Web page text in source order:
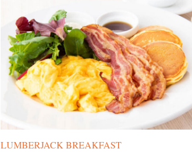
LUMBERJACK BREAKFAST